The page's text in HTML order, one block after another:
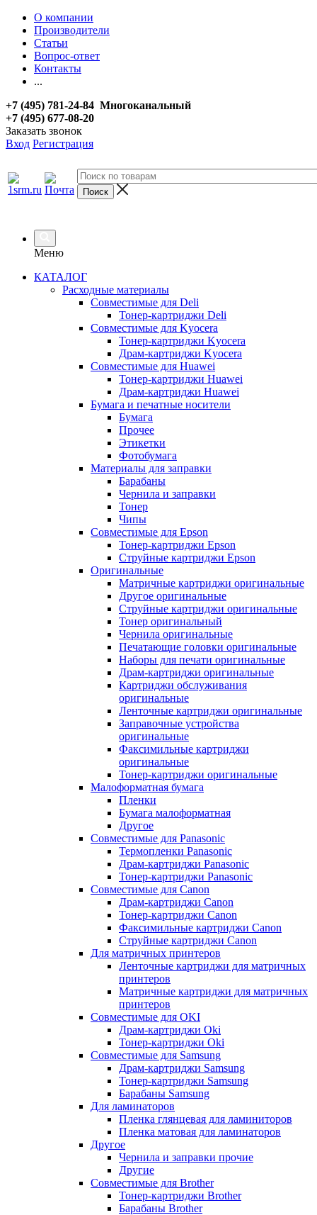
О компании
Производители
Статьи
Вопрос-ответ
Контакты
...
+7 (495) 781-24-84 Многоканальный
+7 (495) 677-08-20
Заказать звонок
Вход Регистрация
Меню
КАТАЛОГ
Расходные материалы
Совместимые для Deli
Тонер-картриджи Deli
Совместимые для Kyocera
Тонер-картриджи Kyocera
Драм-картриджи Kyocera
Совместимые для Huawei
Тонер-картриджи Huawei
Драм-картриджи Huawei
Бумага и печатные носители
Бумага
Прочее
Этикетки
Фотобумага
Материалы для заправки
Барабаны
Чернила и заправки
Тонер
Чипы
Совместимые для Epson
Тонер-картриджи Epson
Струйные картриджи Epson
Оригинальные
Матричные картриджи оригинальные
Другое оригинальные
Струйные картриджи оригинальные
Тонер оригинальный
Чернила оригинальные
Печатающие головки оригинальные
Наборы для печати оригинальные
Драм-картриджи оригинальные
Картриджи обслуживания
оригинальные
Ленточные картриджи оригинальные
Заправочные устройства
оригинальные
Факсимильные картриджи
оригинальные
Тонер-картриджи оригинальные
Малоформатная бумага
Пленки
Бумага малоформатная
Другое
Совместимые для Panasonic
Термопленки Panasonic
Драм-картриджи Panasonic
Тонер-картриджи Panasonic
Совместимые для Canon
Драм-картриджи Canon
Тонер-картриджи Canon
Факсимильные картриджи Canon
Струйные картриджи Canon
Для матричных принтеров
Ленточные картриджи для матричных
принтеров
Матричные картриджи для матричных
принтеров
Совместимые для OKI
Драм-картриджи Oki
Тонер-картриджи Oki
Совместимые для Samsung
Драм-картриджи Samsung
Тонер-картриджи Samsung
Барабаны Samsung
Для ламинаторов
Пленка глянцевая для ламиниторов
Пленка матовая для ламинаторов
Другое
Чернила и заправки прочие
Другие
Совместимые для Brother
Тонер-картриджи Brother
Барабаны Brother